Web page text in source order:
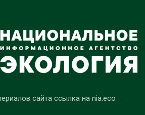
сайта ссылка на nia.eco